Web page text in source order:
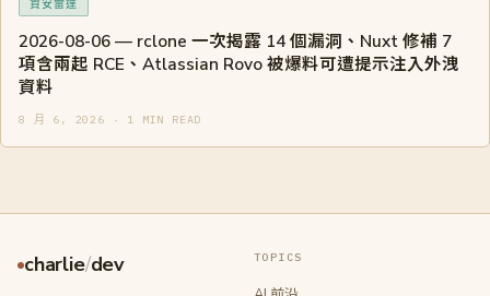
資安雷達
2026-08-06 — rclone 一次揭露 14 個漏洞、Nuxt 修補 7
項含兩起 RCE、Atlassian Rovo 被爆料可遭提示注入外洩
資料
8 月 6, 2026 · 1 MIN READ
charlie/dev TOPICS